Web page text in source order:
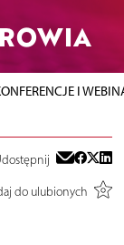
I
do ulubionych